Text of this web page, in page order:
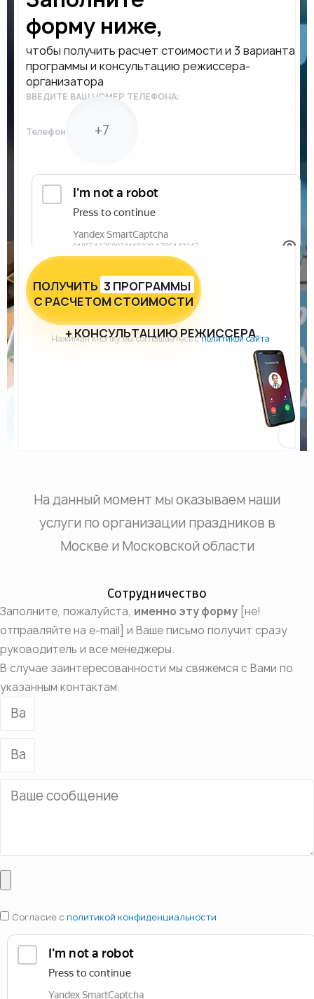
форму ниже,
чтобы получить расчет стоимости и 3 варианта
программы и консультацию режиссера-
организатора
ВВЕДИТЕ ВАШ НОМЕР ТЕЛЕФОНА:
Телефон
ПОЛУЧИТЬ 3 ПРОГРАММЫ
С РАСЧЕТОМ СТОИМОСТИ
+ КОНСУЛЬТАЦИЮ РЕЖИССЕРА
Нажимая кнопку вы соглашаетесь сполитикой сайта
На данный момент мы оказываем наши
услуги по организации праздников в
Москве и Московской области
Сотрудничество
Заполните, пожалуйста, именно эту форму [не!
отправляйте на e-mail] и Ваше письмо получит сразу
руководитель и все менеджеры.
В случае заинтересованности мы свяжемся с Вами по
указанным контактам.
Согласие с политикой конфиденциальности